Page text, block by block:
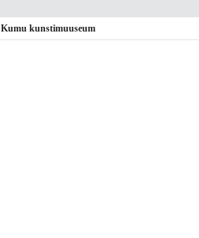
Kumu kunstimuuseum